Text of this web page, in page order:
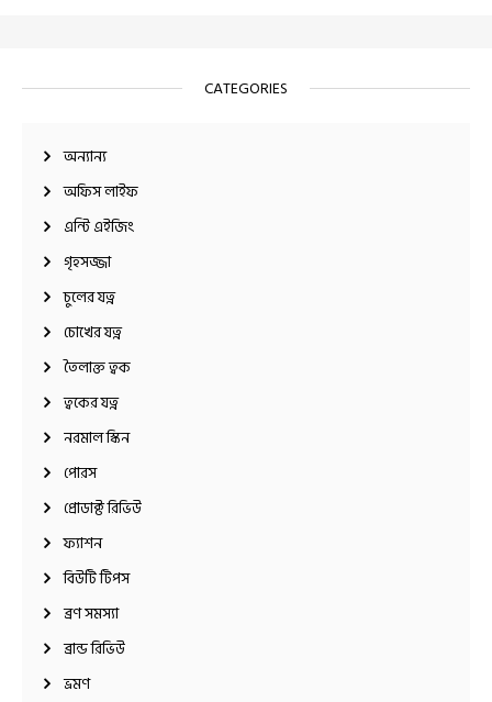
CATEGORIES
অন্যান্য
অফিস লাইফ
এন্টি এইজিং
গৃহসজ্জা
চুলের যত্ন
চোখের যত্ন
তৈলাক্ত ত্বক
ত্বকের যত্ন
নরমাল স্কিন
পোরস
প্রোডাক্ট রিভিউ
ফ্যাশন
বিউটি টিপস
ব্রণ সমস্যা
ব্রান্ড রিভিউ
ভ্রমণ